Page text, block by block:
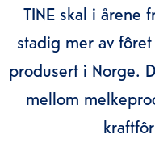
TINE skal i årene
stadig mer av
produsert i Norge.
mellom